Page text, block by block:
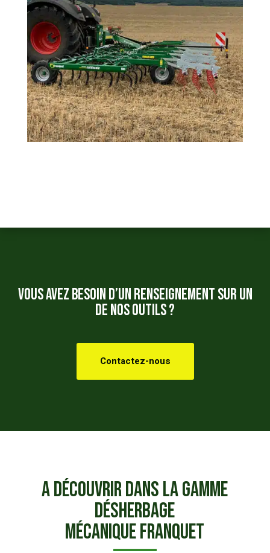
Vous avez besoin d’un renseignement sur un
de nos outils ?
Contactez-nous
A découvrir dans lagamme
désherbage
mécaniqueFranquet